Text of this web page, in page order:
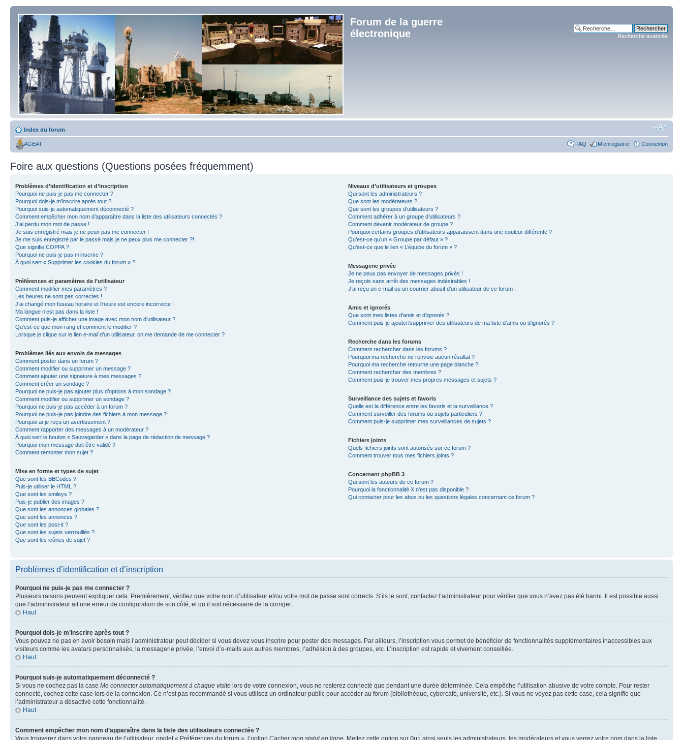
Forum de la guerre
électronique
Recherche avancée
Index du forum
AGEAT FAQ M’enregistrer Connexion
Foire aux questions (Questions posées fréquemment)
Problèmes d’identification et d’inscription
Pourquoi ne puis-je pas me connecter ?
Pourquoi dois-je m’inscrire après tout ?
Pourquoi suis-je automatiquement déconnecté ?
Comment empêcher mon nom d’apparaître dans la liste des utilisateurs connectés ?
J’ai perdu mon mot de passe !
Je suis enregistré mais je ne peux pas me connecter !
Je me suis enregistré par le passé mais je ne peux plus me connecter ?!
Que signifie COPPA ?
Pourquoi ne puis-je pas m’inscrire ?
À quoi sert « Supprimer les cookies du forum » ?
Préférences et paramètres de l’utilisateur
Comment modifier mes paramètres ?
Les heures ne sont pas correctes !
J’ai changé mon fuseau horaire et l’heure est encore incorrecte !
Ma langue n’est pas dans la liste !
Comment puis-je afficher une image avec mon nom d’utilisateur ?
Qu’est-ce que mon rang et comment le modifier ?
Lorsque je clique sur le lien e-maild’un utilisateur, on me demande de me connecter ?
Problèmes liés aux envois de messages
Comment poster dans un forum ?
Comment modifier ou supprimer un message ?
Comment ajouter une signature à mes messages ?
Comment créer un sondage ?
Pourquoi ne puis-je pas ajouter plus d’options à mon sondage ?
Comment modifier ou supprimer un sondage ?
Pourquoi ne puis-je pas accéder à un forum ?
Pourquoi ne puis-je pas joindre des fichiers à mon message ?
Pourquoi ai-je reçu un avertissement ?
Comment rapporter des messages à un modérateur ?
À quoi sert le bouton « Sauvegarder » dans la page de rédaction de message ?
Pourquoi mon message doit être validé ?
Comment remonter mon sujet ?
Mise en forme et types de sujet
Que sont les BBCodes ?
Puis-je utiliser le HTML ?
Que sont les smileys ?
Puis-je publier des images ?
Que sont les annonces globales ?
Que sont les annonces ?
Que sont les post-it ?
Que sont les sujets verrouillés ?
Que sont les icônes de sujet ?
Niveaux d’utilisateurs et groupes
Qui sont les administrateurs ?
Que sont les modérateurs ?
Que sont les groupes d’utilisateurs ?
Comment adhérer à un groupe d’utilisateurs ?
Comment devenir modérateur de groupe ?
Pourquoi certains groupes d’utilisateurs apparaissent dans une couleur différente ?
Qu’est-ce qu’un « Groupe par défaut » ?
Qu’est-ce que le lien « L’équipe du forum » ?
Messagerie privée
Je ne peux pas envoyer de messages privés !
Je reçois sans arrêt des messages indésirables !
J’ai reçu un e-mail ou un courrier abusif d’un utilisateur de ce forum !
Amis et ignorés
Que sont mes listes d’amis et d’ignorés ?
Comment puis-je ajouter/supprimer des utilisateurs de ma liste d’amis ou d’ignorés ?
Recherche dans les forums
Comment rechercher dans les forums ?
Pourquoi ma recherche ne renvoie aucun résultat ?
Pourquoi ma recherche retourne une page blanche ?!
Comment rechercher des membres ?
Comment puis-je trouver mes propres messages et sujets ?
Surveillance des sujets et favoris
Quelle est la différence entre les favoris et la surveillance ?
Comment surveiller des forums ou sujets particuliers ?
Comment puis-je supprimer mes surveillances de sujets ?
Fichiers joints
Quels fichiers joints sont autorisés sur ce forum ?
Comment trouver tous mes fichiers joints ?
Concernant phpBB 3
Qui sont les auteurs de ce forum ?
Pourquoi la fonctionnalité X n’est pas disponible ?
Qui contacter pour les abus ou les questions légales concernant ce forum ?
Problèmes d’identification et d’inscription
Pourquoi ne puis-je pas me connecter ?
Plusieurs raisons peuvent expliquer cela. Premièrement, vérifiez que votre nom d’utilisateur et/ou votre mot de passe sont corrects. S’ils le sont, contactez l’administrateur pour vérifier que vous n’avez pas été banni. Il est possible aussi
que l’administrateur ait une erreur de configuration de son côté, et qu’il soit nécessaire de la corriger.
Haut
Pourquoi dois-je m’inscrire après tout ?
Vous pouvez ne pas en avoir besoin mais l’administrateur peut décider si vous devez vous inscrire pour poster des messages. Par ailleurs, l’inscription vous permet de bénéficier de fonctionnalités supplémentaires inaccessibles aux
visiteurs comme les avatars personnalisés, la messagerie privée, l’envoi d’e-mails aux autres membres, l’adhésion à des groupes, etc. L’inscription est rapide et vivement conseillée.
Haut
Pourquoi suis-je automatiquement déconnecté ?
Si vous ne cochez pas la case Me connecter automatiquement à chaque visite lors de votre connexion, vous ne resterez connecté que pendant une durée déterminée. Cela empêche l’utilisation abusive de votre compte. Pour rester
connecté, cochez cette case lors de la connexion. Ce n’est pas recommandé si vous utilisez un ordinateur public pour accéder au forum (bibliothèque, cybercafé, université, etc.). Si vous ne voyez pas cette case, cela signifie que
l’administrateur a désactivé cette fonctionnalité.
Haut
Comment empêcher mon nom d’apparaître dans la liste des utilisateurs connectés ?
Vous trouverez dans votre panneau de l’utilisateur, onglet « Préférences du forum », l’option Cacher mon statut en ligne. Mettez cette option sur Oui ainsi seuls les administrateurs, les modérateurs et vous verrez votre nom dans la liste.